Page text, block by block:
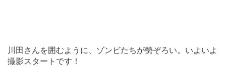
川田さんを囲むように、ゾンビたちが勢ぞろい。いよいよ
撮影スタートです！